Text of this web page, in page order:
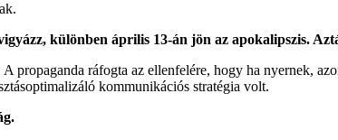
különben április 13-án jön az apokalipszis.
propaganda ráfogta az ellenfelére, hogy ha nyernek,
kommunikációs stratégia volt.